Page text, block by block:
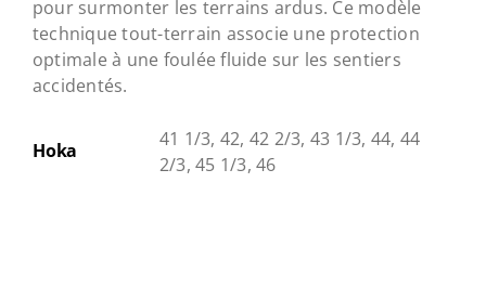
pour surmonter les terrains ardus. Ce modèle
technique tout-terrain associe une protection
optimale à une foulée fluide sur les sentiers
accidentés.
Hoka
41 1/3, 42, 42 2/3, 43 1/3, 44, 44
2/3, 45 1/3, 46